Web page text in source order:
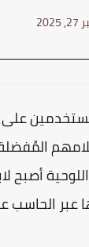
على
المُفضلة،
أصبح
الحاسب